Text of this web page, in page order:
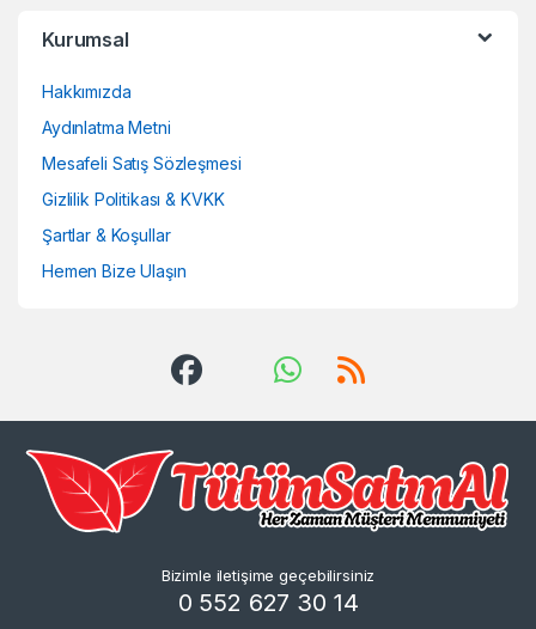
Kurumsal
Hakkımızda
Aydınlatma Metni
Mesafeli Satış Sözleşmesi
Gizlilik Politikası & KVKK
Şartlar & Koşullar
Hemen Bize Ulaşın
Bizimle iletişime geçebilirsiniz
0 552 627 30 14